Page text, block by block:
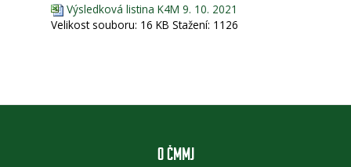
Výsledková listina K4M 9. 10. 2021
Velikost souboru: 16 KB Stažení: 1126
O ČMMJ